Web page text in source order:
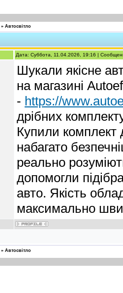
» Автосвітло
Дата: Суббота, 11.04.2026, 19:16 |
Шукали якісне
на магазині
- https://
дрібних
Купили комплект
набагато
реально
допомогли
авто. Якість
максимально
» Автосвітло